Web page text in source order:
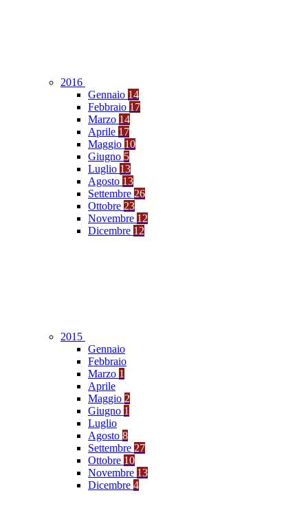
2016
Gennaio 14
Febbraio 17
Marzo 14
Aprile 17
Maggio 10
Giugno 5
Luglio 13
Agosto 13
Settembre 26
Ottobre 23
Novembre 12
Dicembre 12
2015
Gennaio
Febbraio
Marzo 1
Aprile
Maggio 2
Giugno 1
Luglio
Agosto 8
Settembre 27
Ottobre 10
Novembre 13
Dicembre 4